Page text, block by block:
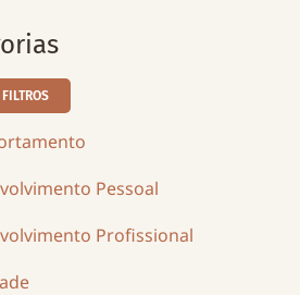
Pessoal
Profissional